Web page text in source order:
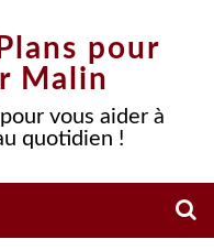
pour
Malin
vous aider à
quotidien !